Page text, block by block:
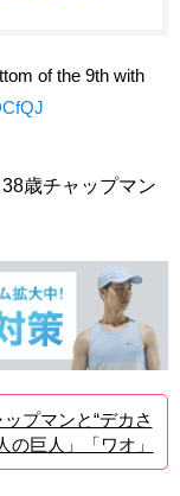
of the 9th with
歳チャップマン
プマンと“デカさ
の巨人」「ワオ」